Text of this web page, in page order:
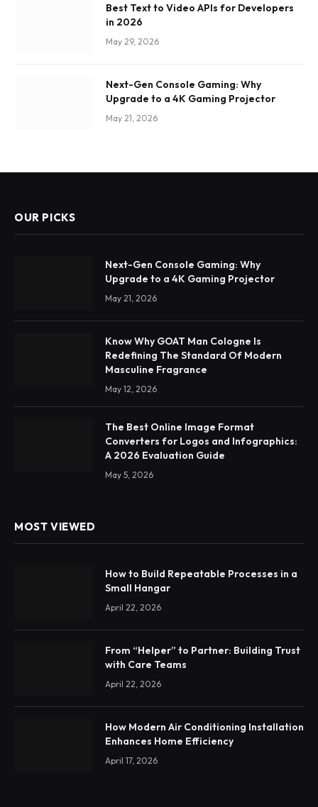
Best Text to Video APIs for Developers
in 2026
May 29, 2026
Next-Gen Console Gaming: Why
Upgrade to a 4K Gaming Projector
May 21, 2026
OUR PICKS
Next-Gen Console Gaming: Why
Upgrade to a 4K Gaming Projector
May 21, 2026
Know Why GOAT Man Cologne Is
Redefining The Standard Of Modern
Masculine Fragrance
May 12, 2026
The Best Online Image Format
Converters for Logos and Infographics:
A 2026 Evaluation Guide
May 5, 2026
MOST VIEWED
How to Build Repeatable Processes in a
Small Hangar
April 22, 2026
From “Helper” to Partner: Building Trust
with Care Teams
April 22, 2026
How Modern Air Conditioning Installation
Enhances Home Efficiency
April 17, 2026